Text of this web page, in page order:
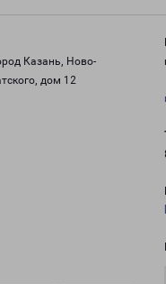
Казань, Ново-
дом 12